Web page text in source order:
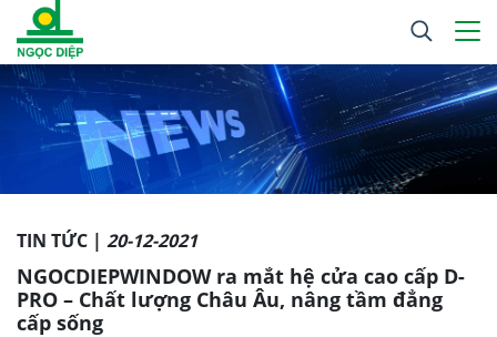
TIN TỨC | 20-12-2021
NGOCDIEPWINDOW ra mắt hệ cửa cao cấp D-
PRO – Chất lượng Châu Âu, nâng tầm đẳng
cấp sống